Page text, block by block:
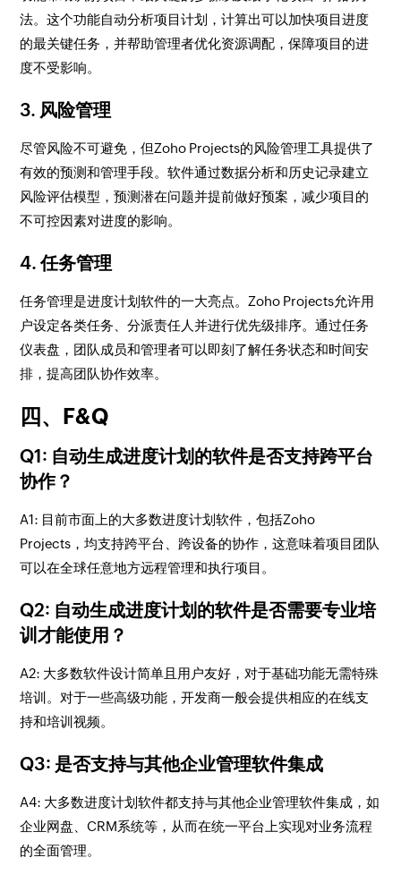
法。这个功能自动分析项目计划，计算出可以加快项目进度
的最关键任务，并帮助管理者优化资源调配，保障项目的进
度不受影响。
3. 风险管理
尽管风险不可避免，但Zoho Projects的风险管理工具提供了
有效的预测和管理手段。软件通过数据分析和历史记录建立
风险评估模型，预测潜在问题并提前做好预案，减少项目的
不可控因素对进度的影响。
4. 任务管理
任务管理是进度计划软件的一大亮点。Zoho Projects允许用
户设定各类任务、分派责任人并进行优先级排序。通过任务
仪表盘，团队成员和管理者可以即刻了解任务状态和时间安
排，提高团队协作效率。
四、F&Q
Q1: 自动生成进度计划的软件是否支持跨平台
协作？
A1: 目前市面上的大多数进度计划软件，包括Zoho
Projects，均支持跨平台、跨设备的协作，这意味着项目团队
可以在全球任意地方远程管理和执行项目。
Q2: 自动生成进度计划的软件是否需要专业培
训才能使用？
A2: 大多数软件设计简单且用户友好，对于基础功能无需特殊
培训。对于一些高级功能，开发商一般会提供相应的在线支
持和培训视频。
Q3: 是否支持与其他企业管理软件集成
A4: 大多数进度计划软件都支持与其他企业管理软件集成，如
企业网盘、CRM系统等，从而在统一平台上实现对业务流程
的全面管理。